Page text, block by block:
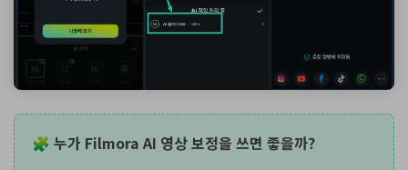
🧩 누가 Filmora AI 영상 보정을 쓰면 좋을까?